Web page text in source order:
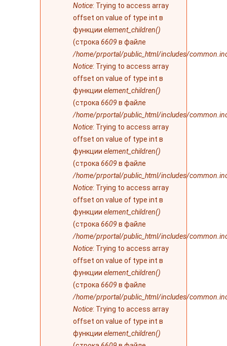
Notice: Trying to access array
offset on value of type int в
функции element_children()
(строка 6609 в файле
/home/prportal/public_html/includes/
Notice: Trying to access array
offset on value of type int в
функции element_children()
(строка 6609 в файле
/home/prportal/public_html/includes/
Notice: Trying to access array
offset on value of type int в
функции element_children()
(строка 6609 в файле
/home/prportal/public_html/includes/
Notice: Trying to access array
offset on value of type int в
функции element_children()
(строка 6609 в файле
/home/prportal/public_html/includes/
Notice: Trying to access array
offset on value of type int в
функции element_children()
(строка 6609 в файле
/home/prportal/public_html/includes/
Notice: Trying to access array
offset on value of type int в
функции element_children()